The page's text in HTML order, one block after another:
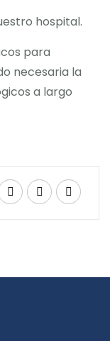
hospital.
para
necesaria la
a largo